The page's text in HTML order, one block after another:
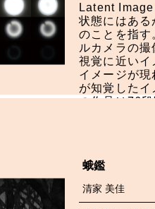
Latent Image
状態にはあ
のことを指
ルカメラの
視覚に近い
イメージが
が知覚した
の作品は76
蛾鑑
清家 美佳